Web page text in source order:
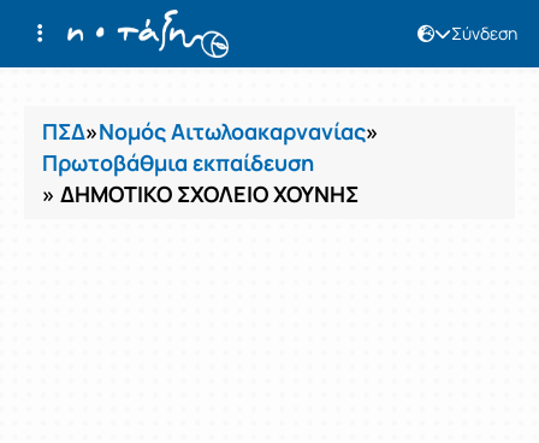
Σύνδεση
Μαθήματα
ΠΣΔ»Νομός Αιτωλοακαρνανίας»
Πρωτοβάθμια εκπαίδευση
» ΔΗΜΟΤΙΚΟ ΣΧΟΛΕΙΟ ΧΟΥΝΗΣ